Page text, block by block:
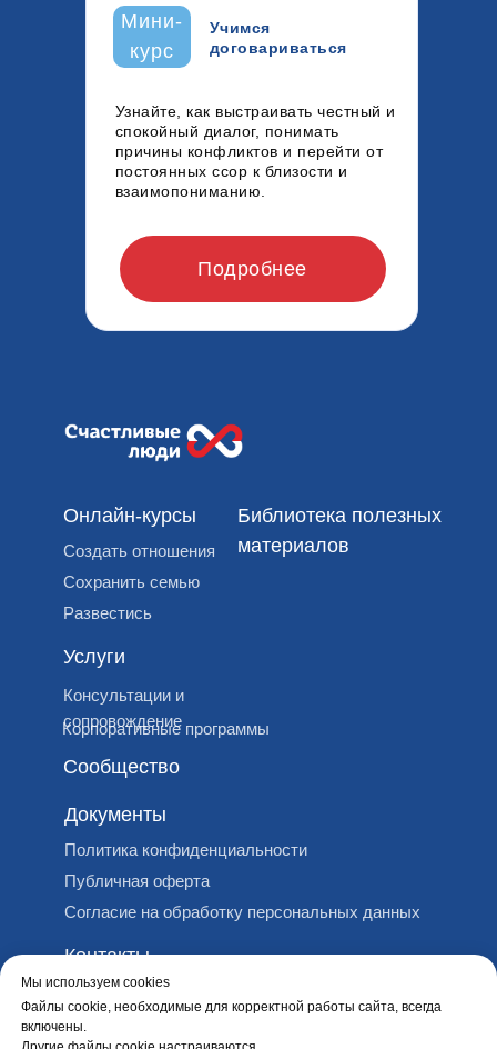
Подробнее
Узнайте, как выстраивать честный и
спокойный диалог, понимать
причины конфликтов и перейти от
постоянных ссор к близости и
взаимопониманию.
Учимся
договариваться
Мини-
курс
Онлайн-курсы
Создать отношения
Сохранить семью
Развестись
Услуги
Сообщество
Библиотека полезных
материалов
Консультации и
сопровождение
Корпоративные программы
Документы
Политика конфиденциальности
Публичная оферта
Контакты
ИП Степанова Наталья
Леонидовна
ИНН 500513731610
Согласие на обработку персональных данных
Мы используем cookies
Файлы cookie, необходимые для корректной работы сайта, всегда
включены.